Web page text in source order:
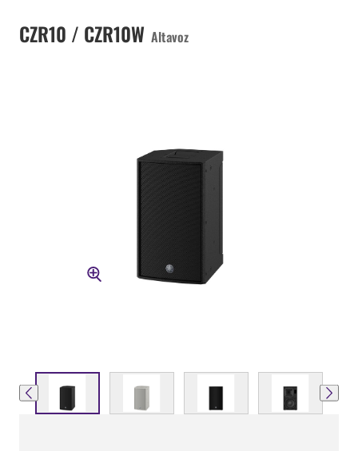
CZR10 / CZR10W Altavoz